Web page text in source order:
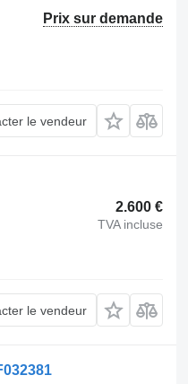
Prix sur demande
le vendeur
2.600 €
TVA incluse
le vendeur